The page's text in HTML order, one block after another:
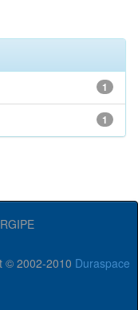
1
1
© 2002-2010 Duraspace